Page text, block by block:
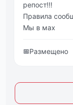
репост!!!
Правила
Мы в мах
📅Размещено